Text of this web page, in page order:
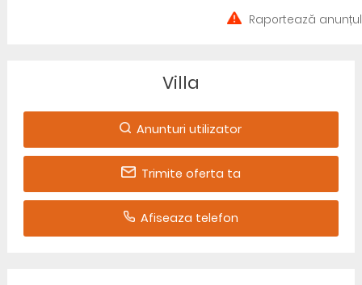
Raportează anunțul
Villa
Anunturi utilizator
Trimite oferta ta
Afiseaza telefon